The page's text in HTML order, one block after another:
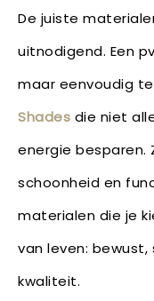
De juiste
uitnodigend. Een
maar eenvoudig
Shades die niet
energie
schoonheid en
materialen die je
van leven:
kwaliteit.